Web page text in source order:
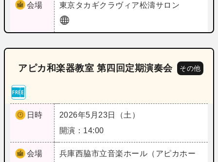
会場 東京タカギクラヴィア松濤サロン
アピカ和楽器教室 第四回定期演奏会 その他
日時
2026年5月23日（土）
開演：14:00
会場 兵庫西脇市立音楽ホール（アピカホー